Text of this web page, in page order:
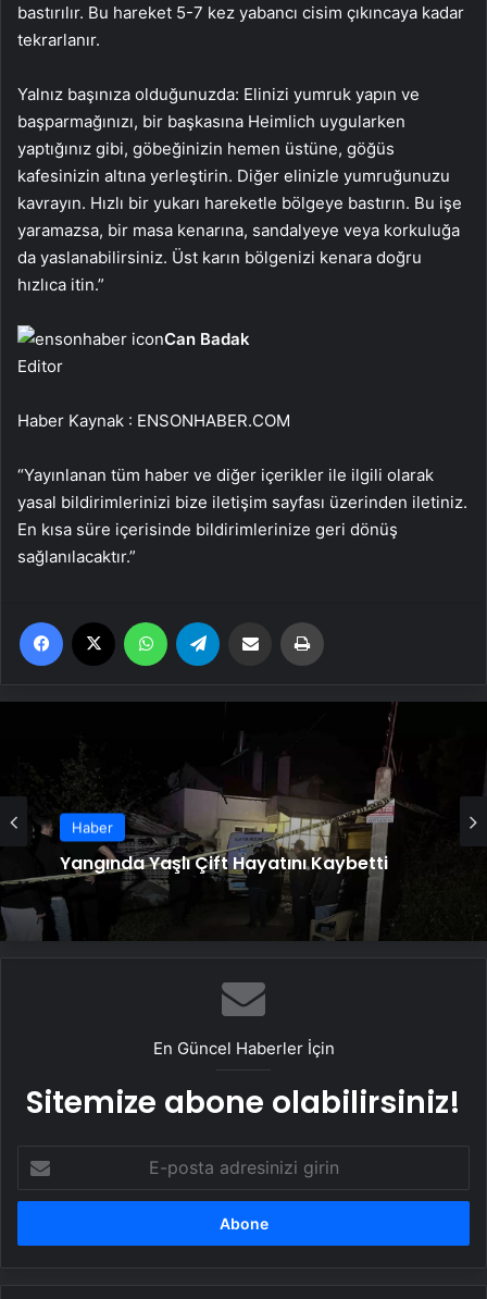
bastırılır. Bu hareket 5-7 kez yabancı cisim çıkıncaya kadar
tekrarlanır.
Yalnız başınıza olduğunuzda: Elinizi yumruk yapın ve
başparmağınızı, bir başkasına Heimlich uygularken
yaptığınız gibi, göbeğinizin hemen üstüne, göğüs
kafesinizin altına yerleştirin. Diğer elinizle yumruğunuzu
kavrayın. Hızlı bir yukarı hareketle bölgeye bastırın. Bu işe
yaramazsa, bir masa kenarına, sandalyeye veya korkuluğa
da yaslanabilirsiniz. Üst karın bölgenizi kenara doğru
hızlıca itin.”
Can Badak
Editor
Haber Kaynak : ENSONHABER.COM
“Yayınlanan tüm haber ve diğer içerikler ile ilgili olarak
yasal bildirimlerinizi bize iletişim sayfası üzerinden iletiniz.
En kısa süre içerisinde bildirimlerinize geri dönüş
sağlanılacaktır.”
Facebook WhatsApp Email'den paylaş
Haber
Yangında Yaşlı Çift Hayatını Kaybetti
Haber
Ayvalık’ta Zincirleme Kaza: 4 Yaralı
En Güncel Haberler İçin
Sitemize abone olabilirsiniz!
posta
adresinizi